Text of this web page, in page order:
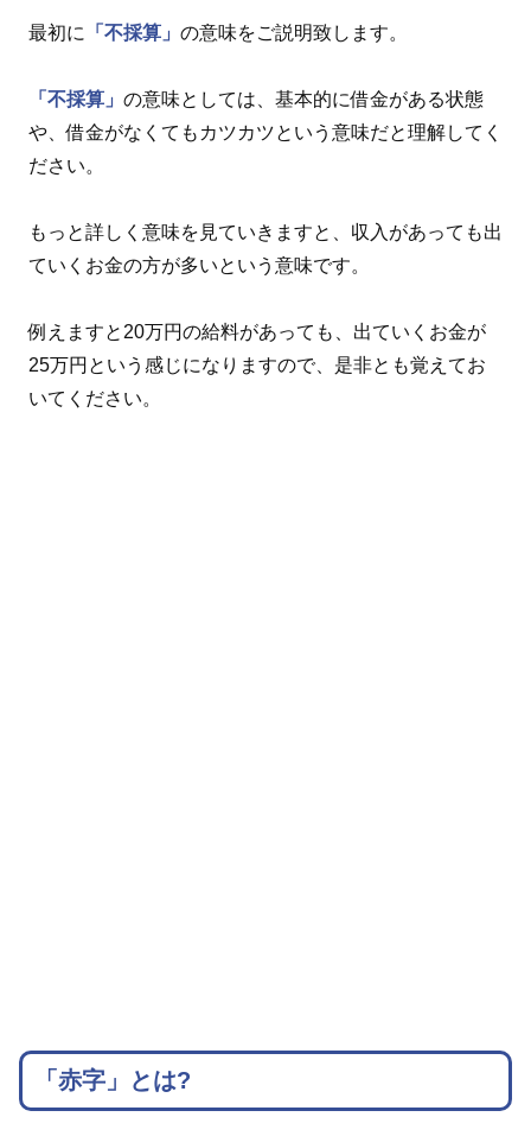
最初に 「不採算」 の意味をご説明致します。
「不採算」 の意味としては、基本的に借金がある状態
や、借金がなくてもカツカツという意味だと理解してく
ださい。
もっと詳しく意味を見ていきますと、収入があっても出
ていくお金の方が多いという意味です。
例えますと20万円の給料があっても、出ていくお金が
25万円という感じになりますので、是非とも覚えてお
いてください。
「赤字」とは?